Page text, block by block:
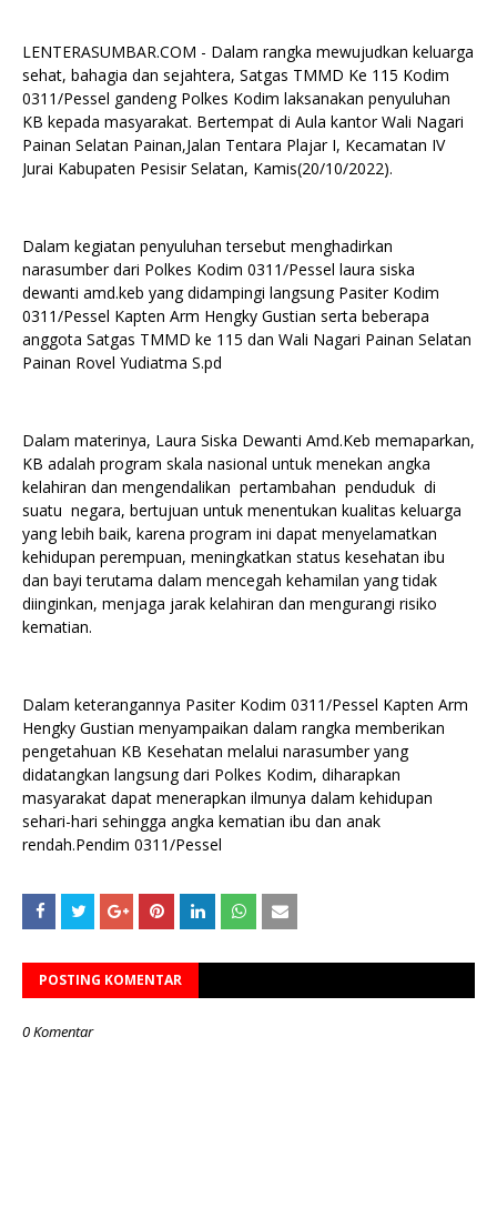
LENTERASUMBAR.COM - Dalam rangka mewujudkan keluarga
sehat, bahagia dan sejahtera, Satgas TMMD Ke 115 Kodim
0311/Pessel gandeng Polkes Kodim laksanakan penyuluhan
KB kepada masyarakat. Bertempat di Aula kantor Wali Nagari
Painan Selatan Painan,Jalan Tentara Plajar I, Kecamatan IV
Jurai Kabupaten Pesisir Selatan, Kamis(20/10/2022).
Dalam kegiatan penyuluhan tersebut menghadirkan
narasumber dari Polkes Kodim 0311/Pessel laura siska
dewanti amd.keb yang didampingi langsung Pasiter Kodim
0311/Pessel Kapten Arm Hengky Gustian serta beberapa
anggota Satgas TMMD ke 115 dan Wali Nagari Painan Selatan
Painan Rovel Yudiatma S.pd
Dalam materinya, Laura Siska Dewanti Amd.Keb memaparkan,
KB adalah program skala nasional untuk menekan angka
kelahiran dan mengendalikan pertambahan penduduk di
suatu negara, bertujuan untuk menentukan kualitas keluarga
yang lebih baik, karena program ini dapat menyelamatkan
kehidupan perempuan, meningkatkan status kesehatan ibu
dan bayi terutama dalam mencegah kehamilan yang tidak
diinginkan, menjaga jarak kelahiran dan mengurangi risiko
kematian.
Dalam keterangannya Pasiter Kodim 0311/Pessel Kapten Arm
Hengky Gustian menyampaikan dalam rangka memberikan
pengetahuan KB Kesehatan melalui narasumber yang
didatangkan langsung dari Polkes Kodim, diharapkan
masyarakat dapat menerapkan ilmunya dalam kehidupan
sehari-hari sehingga angka kematian ibu dan anak
rendah.Pendim 0311/Pessel
POSTING KOMENTAR
0 Komentar